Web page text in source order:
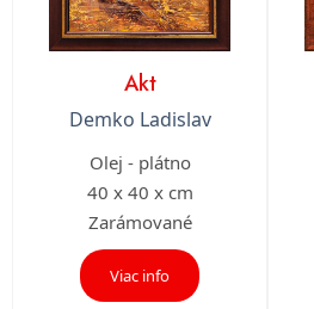
Akt
Demko Ladislav
Olej - plátno
40 x 40 x cm
Zarámované
Viac info